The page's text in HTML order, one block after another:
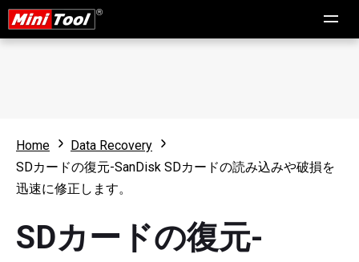
Home
Data Recovery
SDカードの復元-SanDisk SDカードの読み込みや破損を
迅速に修正します。
SDカードの復元-